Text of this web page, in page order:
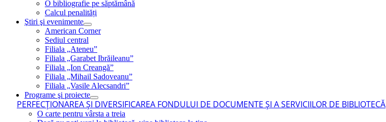
O bibliografie pe săptămână
Calcul penalități
Ştiri şi evenimente
American Corner
Sediul central
Filiala „Ateneu”
Filiala „Garabet Ibrăileanu”
Filiala „Ion Creangă”
Filiala „Mihail Sadoveanu”
Filiala „Vasile Alecsandri”
Programe şi proiecte
PERFECŢIONAREA ŞI DIVERSIFICAREA FONDULUI DE DOCUMENTE ŞI A SERVICIILOR DE BIBLIOTECĂ
O carte pentru vârsta a treia